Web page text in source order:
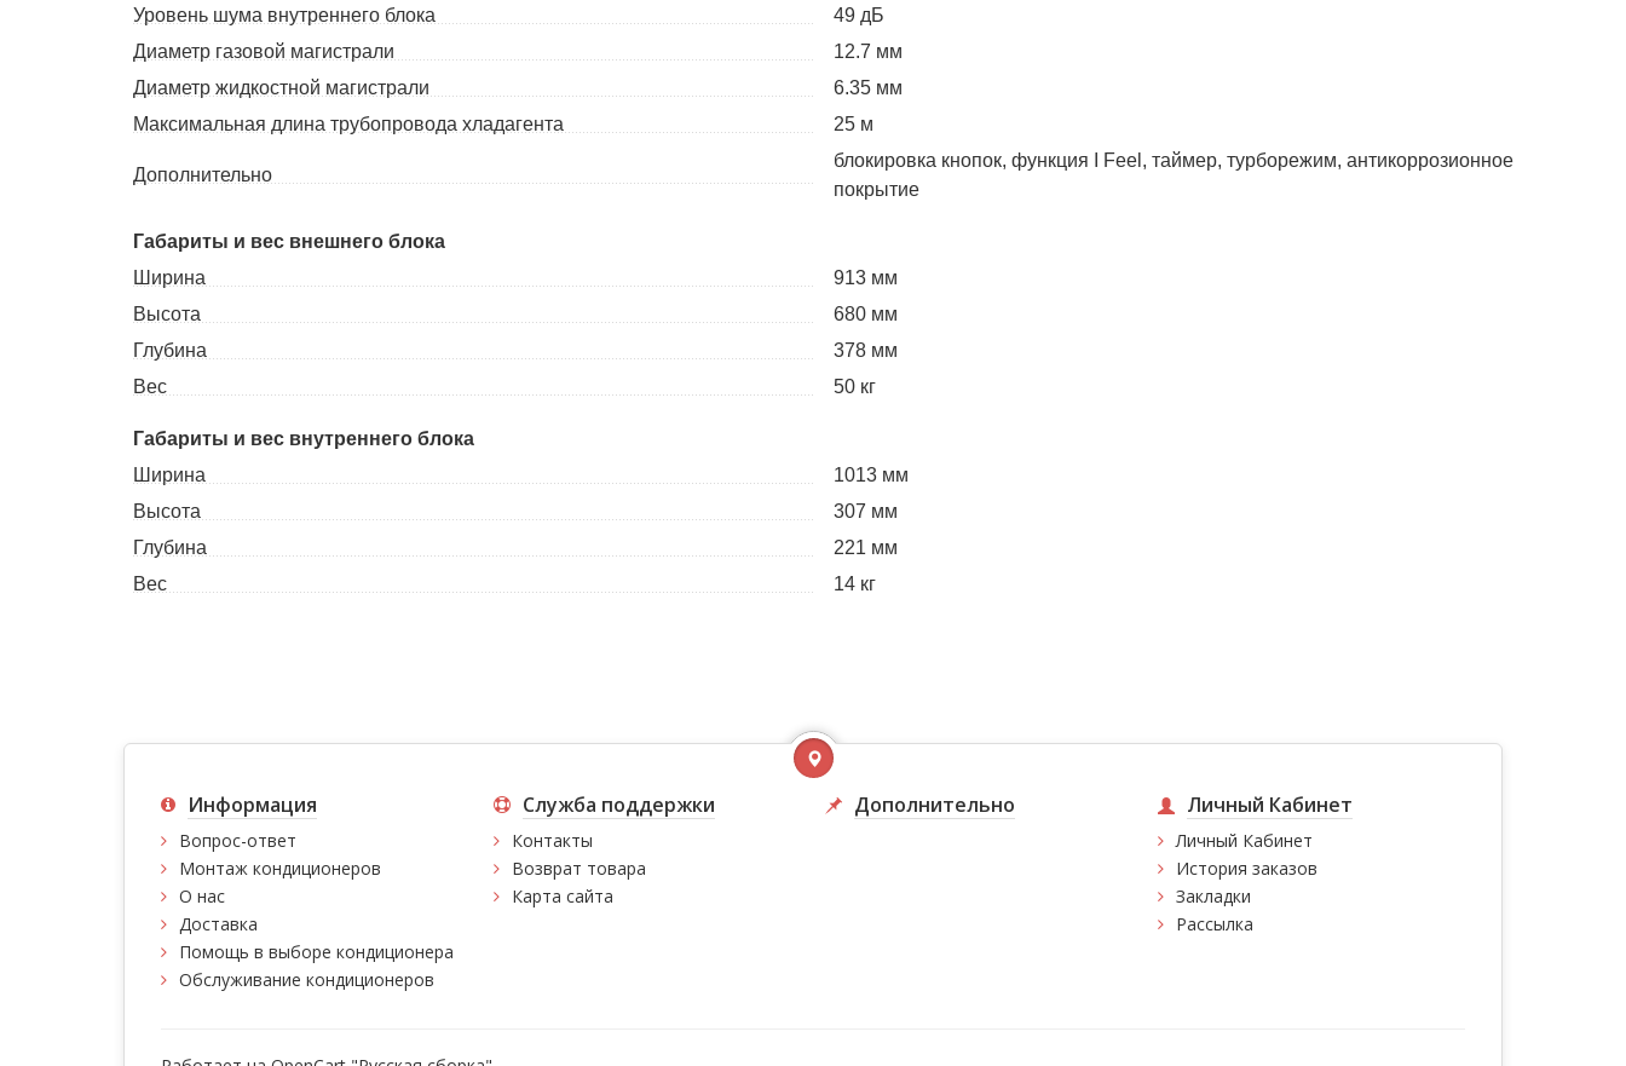
Уровень шума внутреннего блока
49 дБ
Диаметр газовой магистрали
12.7 мм
Диаметр жидкостной магистрали
6.35 мм
Максимальная длина трубопровода хладагента
25 м
Дополнительно
блокировка кнопок, функция I Feel, таймер, турборежим, антикоррозионное
покрытие
Габариты и вес внешнего блока
Ширина
913 мм
Высота
680 мм
Глубина
378 мм
Вес
50 кг
Габариты и вес внутреннего блока
Ширина
1013 мм
Высота
307 мм
Глубина
221 мм
Вес
14 кг
Информация
Вопрос-ответ
Монтаж кондиционеров
О нас
Доставка
Помощь в выборе кондиционера
Обслуживание кондиционеров
Служба поддержки
Контакты
Возврат товара
Карта сайта
Дополнительно Личный Кабинет
Личный Кабинет
История заказов
Закладки
Рассылка